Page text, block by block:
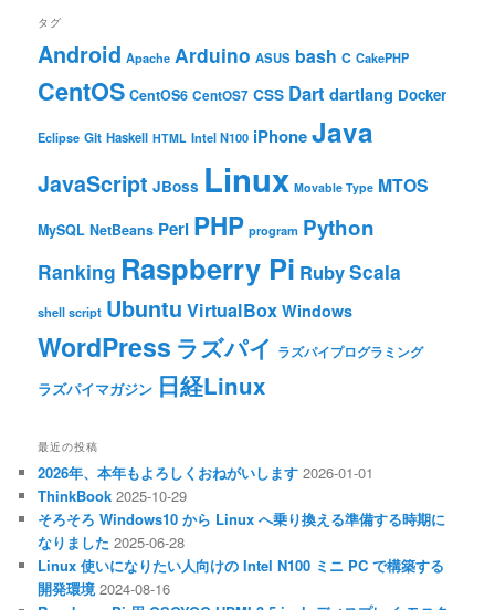
タグ
Android Apache Arduino ASUS bash C CakePHP
CentOS CentOS6 CentOS7 CSS Dart dartlang Docker
Eclipse Git Haskell HTML Intel N100 iPhoneJava
JavaScript JBoss Linux Movable Type MTOS
MySQL NetBeans Perl PHP program Python
Ranking Raspberry Pi RubyScala
shell script Ubuntu VirtualBox Windows
WordPress ラズパイ ラズパイプログラミング
ラズパイマガジン 日経Linux
最近の投稿
2026年、本年もよろしくおねがいします 2026-01-01
ThinkBook 2025-10-29
そろそろ Windows10 から Linux へ乗り換える準備する時期に
なりました 2025-06-28
Linux 使いになりたい人向けの Intel N100 ミニ PC で構築する
開発環境 2024-08-16